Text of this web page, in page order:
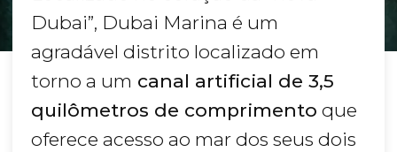
Dubai”, Dubai Marina é um
agradável distrito localizado em
torno a um canal artificial de 3,5
quilômetros de comprimento que
oferece acesso ao mar dos seus dois